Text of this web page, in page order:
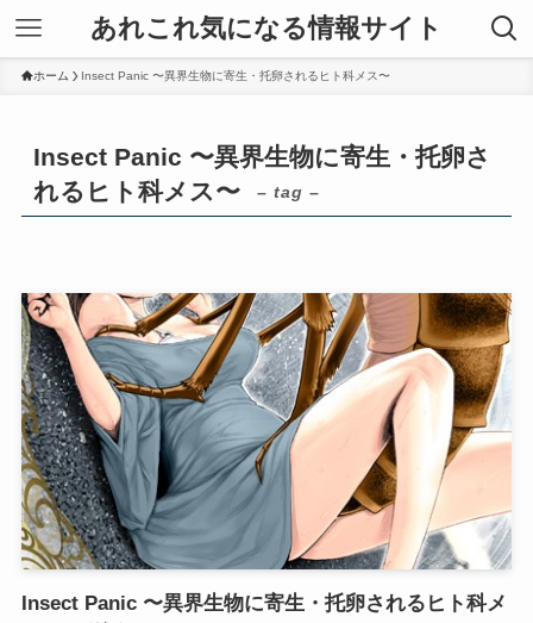
あれこれ気になる情報サイト
ホーム Insect Panic 〜異界生物に寄生・托卵されるヒト科メス〜
Insect Panic 〜異界生物に寄生・托卵さ
れるヒト科メス〜
– tag –
Insect Panic 〜異界生物に寄生・托卵されるヒト科メ